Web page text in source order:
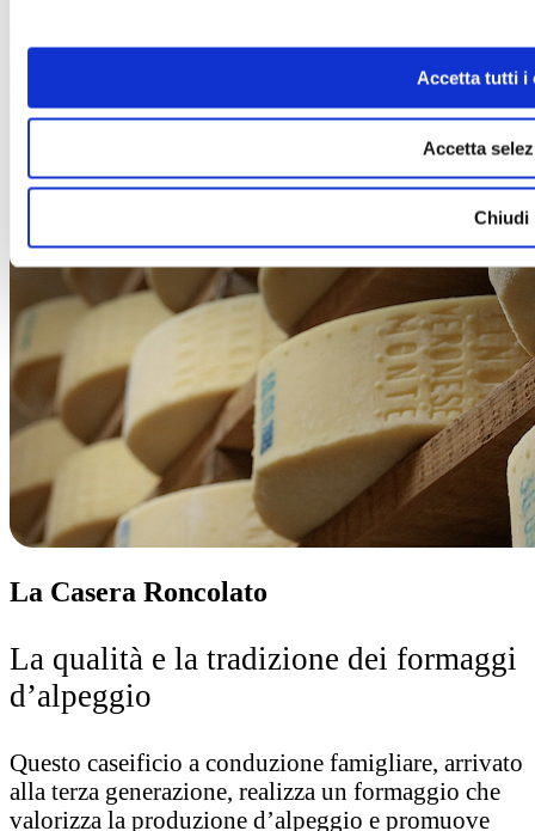
Accetta tutti i
Accetta
Chiudi
La Casera Roncolato
La qualità e la tradizione dei formaggi
d’alpeggio
Questo caseificio a conduzione famigliare, arrivato
alla terza generazione, realizza un formaggio che
valorizza la produzione d’alpeggio e promuove